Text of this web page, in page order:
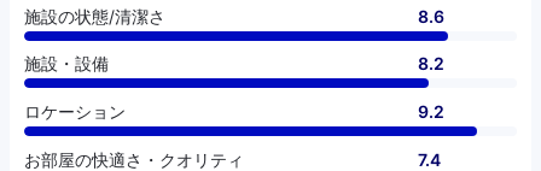
施設の状態/清潔さ 8.6
施設・設備 8.2
ロケーション 9.2
お部屋の快適さ・クオリティ 7.4